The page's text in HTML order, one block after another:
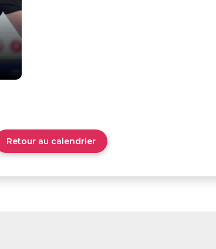
Retour au calendrier